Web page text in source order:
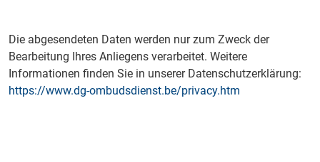
Die abgesendeten Daten werden nur zum Zweck der
Bearbeitung Ihres Anliegens verarbeitet. Weitere
Informationen finden Sie in unserer Datenschutzerklärung:
https://www.dg-ombudsdienst.be/privacy.htm